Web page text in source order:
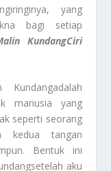
yang
bagi setiap
KundangCiri
Kundangadalah
manusia yang
seperti seorang
kedua tangan
Bentuk ini
setelah aku